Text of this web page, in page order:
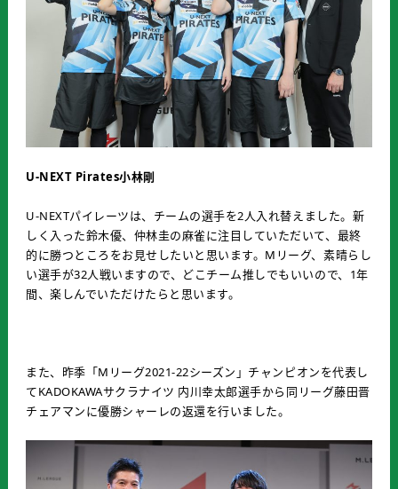
U-NEXT Pirates小林剛
U-NEXTパイレーツは、チームの選手を2人入れ替えました。新
しく入った鈴木優、 仲林圭の麻雀に注目していただいて、最終
的に勝つところをお見せしたいと思います。Mリーグ、素晴らし
い選手が32人戦いますので、どこチーム推しでもいいので、1年
間、楽しんでいただけたらと思います。
また、昨季「Mリーグ2021-22シーズン」チャンピオンを代表し
てKADOKAWAサクラナイツ 内川幸太郎選手から同リーグ藤田晋
チェアマンに優勝シャーレの返還を行いました。